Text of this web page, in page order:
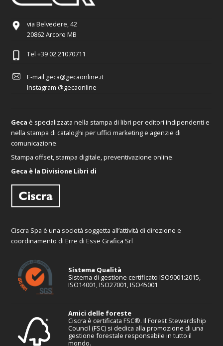
via Belvedere, 42
20862 Arcore MB
Tel +39 02 21070711
E-mail geca@gecaonline.it
Instagram @gecaonline
Geca è specializzata nella stampa di libri per editori indipendenti e
nella stampa di cataloghi per uffici marketing e agenzie di
comunicazione.
Stampa offset, stampa digitale, preventivazione online.
Geca è la Divisione Libri di
Ciscra Spa è una società soggetta all’attività di direzione e
coordinamento di Erre di Esse Grafica Srl
Sistema Qualità
Sistema di gestione certificato ISO9001:2015,
ISO14001, ISO27001, ISO45001
Amici delle foreste
Ciscra è certificata FSC®. Il Forest Stewardship
Council (FSC) si dedica alla promozione di una
gestione forestale responsabile in tutto il
mondo.